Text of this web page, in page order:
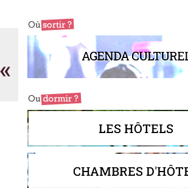
«
Solution
Immobilier AGENDA
LES HÔTELS
CHAMBRES